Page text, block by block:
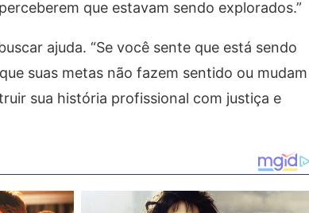
que estavam sendo explorados.”
ajuda. “Se você sente que está sendo
suas metas não fazem sentido ou mudam
sua história profissional com justiça e